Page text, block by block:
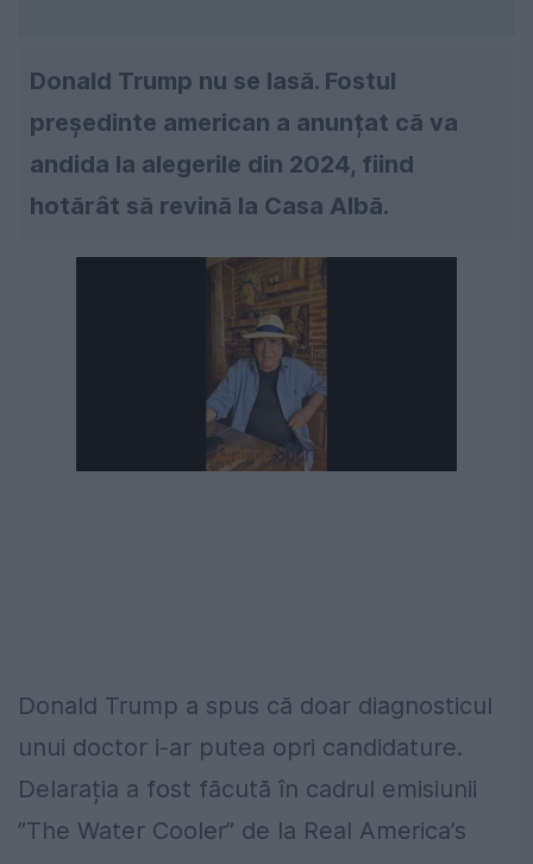
Donald Trump nu se lasă. Fostul
președinte american a anunțat că va
andida la alegerile din 2024, fiind
hotărât să revină la Casa Albă.
Donald Trump a spus că doar diagnosticul
unui doctor i-ar putea opri candidature.
Delarația a fost făcută în cadrul emisiunii
”The Water Cooler” de la Real America’s